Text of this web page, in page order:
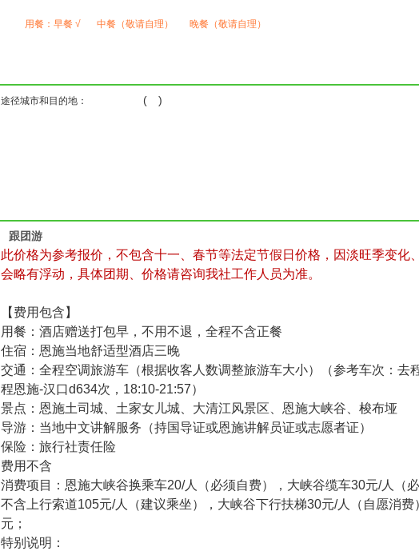
用餐： 早餐 √ 中餐（敬请自理） 晚餐（敬请自理）
途径城市和目的地： ( )
跟团游
此价格为参考报价，不包含十一、春节等法定节假日价格，因淡旺季变化
会略有浮动，具体团期、价格请咨询我社工作人员为准。
【费用包含】
用餐：酒店赠送打包早，不用不退，全程不含正餐
住宿：恩施当地舒适型酒店三晚
交通：全程空调旅游车（根据收客人数调整旅游车大小）（参考车次：去
程恩施-汉口d634次，18:10-21:57）
景点：恩施土司城、土家女儿城、大清江风景区、恩施大峡谷、梭布垭
导游：当地中文讲解服务（持国导证或恩施讲解员证或志愿者证）
保险：旅行社责任险
费用不含
消费项目：恩施大峡谷换乘车20/人（必须自费），大峡谷缆车30元/人（必
不含上行索道105元/人（建议乘坐），大峡谷下行扶梯30元/人（自愿消
元；
特别说明：